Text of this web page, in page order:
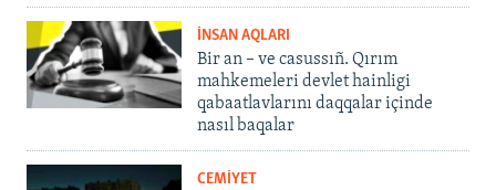
İNSAN AQLARI
Bir an – ve casussıñ. Qırım
mahkemeleri devlet hainligi
qabaatlavlarını daqqalar içinde
nasıl baqalar
CEMİYET